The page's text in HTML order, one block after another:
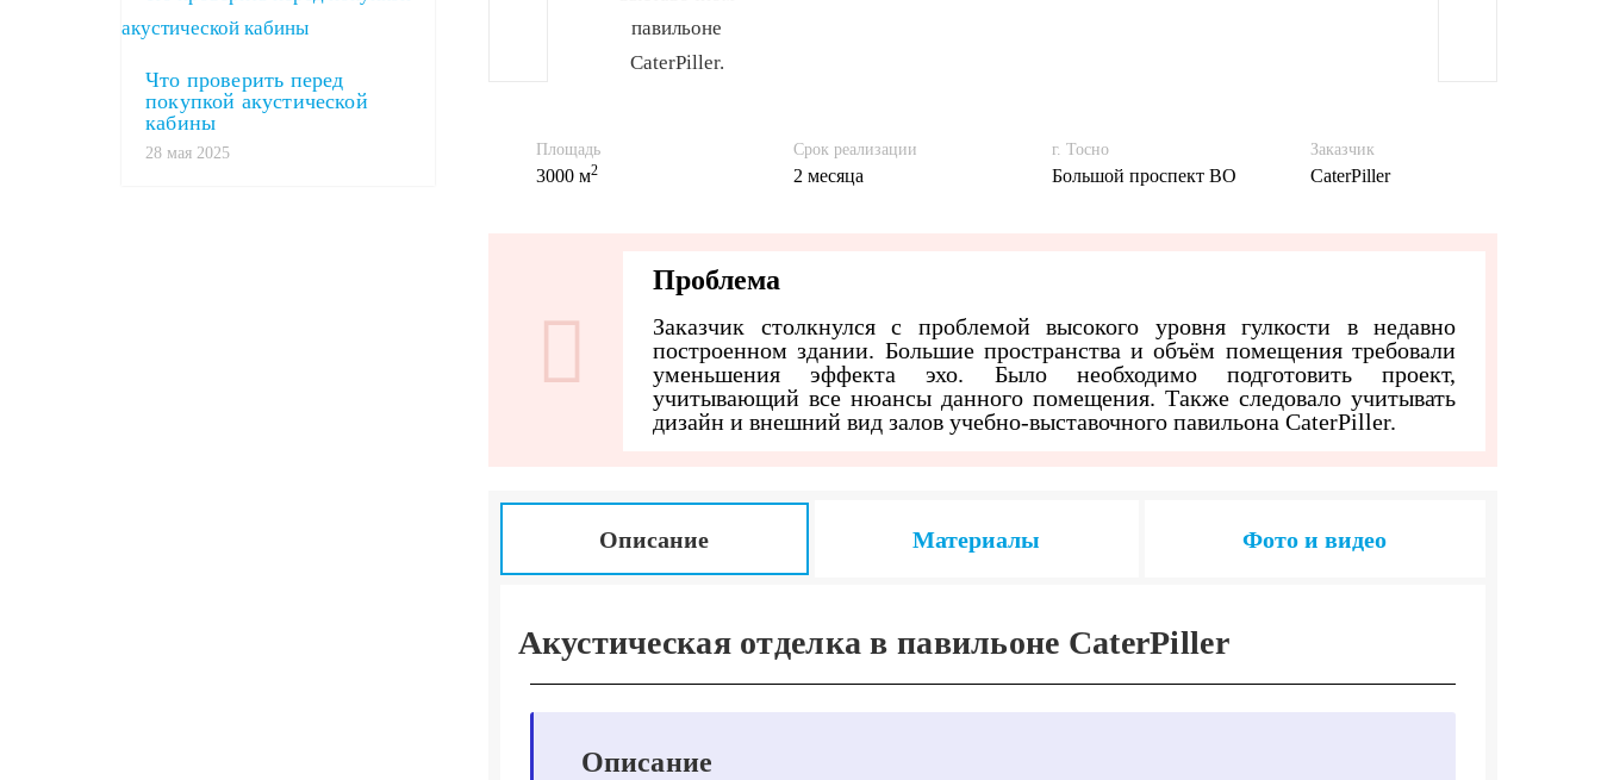
Площадь
3000 м2
Срок реализации
2 месяца
г. Тосно
Большой проспект ВО
Заказчик
CaterPiller
Проблема
Заказчик столкнулся с проблемой высокого уровня гулкости в недавно
построенном здании. Большие пространства и объём помещения требовали
уменьшения эффекта эхо. Было необходимо подготовить проект,
учитывающий все нюансы данного помещения. Также следовало учитывать
дизайн и внешний вид залов учебно-выставочного павильона CaterPiller.
Описание Материалы Фото и видео
Акустическая отделка в павильоне CaterPiller
Описание
Что проверить перед
покупкой акустической
кабины
28 мая 2025